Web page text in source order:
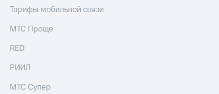
Тарифы мобильной связи
МТС Проще
RED
РИИЛ
МТС Супер